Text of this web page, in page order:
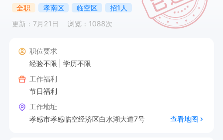
全职 孝南区 临空区
招1人
更新：7月21日
浏览：1088次
职位要求
经验不限
学历不限
工作福利
节日福利
工作地址
孝感市孝感临空经济区白水湖大道7号
查看地图